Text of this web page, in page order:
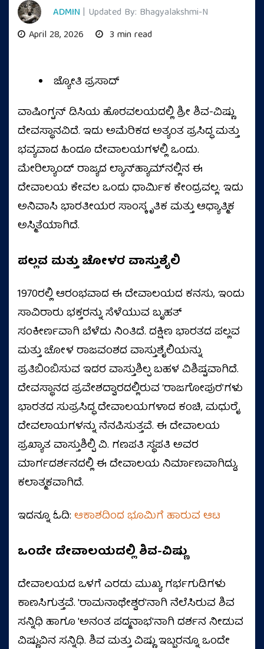
ADMIN | Updated By: Bhagyalakshmi-N
April 28, 2026
3 min read
ಜ್ಯೋತಿ ಪ್ರಸಾದ್‌
ವಾಷಿಂಗ್ಟನ್ ಡಿಸಿಯ ಹೊರವಲಯದಲ್ಲಿ ಶ್ರೀ ಶಿವ-ವಿಷ್ಣು
ದೇವಸ್ಥಾನವಿದೆ. ಇದು ಅಮೆರಿಕದ ಅತ್ಯಂತ ಪ್ರಸಿದ್ಧ ಮತ್ತು
ಭವ್ಯವಾದ ಹಿಂದೂ ದೇವಾಲಯಗಳಲ್ಲಿ ಒಂದು.
ಮೇರಿಲ್ಯಾಂಡ್ ರಾಜ್ಯದ ಲ್ಯಾನ್‌ಹ್ಯಾಮ್‌ನಲ್ಲಿನ ಈ
ದೇವಾಲಯ ಕೇವಲ ಒಂದು ಧಾರ್ಮಿಕ ಕೇಂದ್ರವಲ್ಲ. ಇದು
ಅನಿವಾಸಿ ಭಾರತೀಯರ ಸಾಂಸ್ಕೃತಿಕ ಮತ್ತು ಆಧ್ಯಾತ್ಮಿಕ
ಅಸ್ಮಿತೆಯಾಗಿದೆ.
ಪಲ್ಲವ ಮತ್ತು ಚೋಳರ ವಾಸ್ತುಶೈಲಿ
1970ರಲ್ಲಿ ಆರಂಭವಾದ ಈ ದೇವಾಲಯದ ಕನಸು, ಇಂದು
ಸಾವಿರಾರು ಭಕ್ತರನ್ನು ಸೆಳೆಯುವ ಬೃಹತ್
ಸಂಕೀರ್ಣವಾಗಿ ಬೆಳೆದು ನಿಂತಿದೆ. ದಕ್ಷಿಣ ಭಾರತದ ಪಲ್ಲವ
ಮತ್ತು ಚೋಳ ರಾಜವಂಶದ ವಾಸ್ತುಶೈಲಿಯನ್ನು
ಪ್ರತಿಬಿಂಬಿಸುವ ಇದರ ವಾಸ್ತುಶಿಲ್ಪ ಬಹಳ ವಿಶಿಷ್ಟವಾಗಿದೆ.
ದೇವಸ್ಥಾನದ ಪ್ರವೇಶದ್ವಾರದಲ್ಲಿರುವ ‘ರಾಜಗೋಪುರ’ಗಳು
ಭಾರತದ ಸುಪ್ರಸಿದ್ಧ ದೇವಾಲಯಗಳಾದ ಕಂಚಿ, ಮಧುರೈ
ದೇವಲಾಯಗಳನ್ನು ನೆನಪಿಸುತ್ತವೆ. ಈ ದೇವಾಲಯ
ಪ್ರಖ್ಯಾತ ವಾಸ್ತುಶಿಲ್ಪಿ ವಿ. ಗಣಪತಿ ಸ್ಥಪತಿ ಅವರ
ಮಾರ್ಗದರ್ಶನದಲ್ಲಿ ಈ ದೇವಾಲಯ ನಿರ್ಮಾಣವಾಗಿದ್ದು,
ಕಲಾತ್ಮಕವಾಗಿದೆ.
ಇದನ್ನೂ ಓದಿ:ಆಕಾಶದಿಂದ ಭೂಮಿಗೆ ಹಾರುವ ಆಟ
ಒಂದೇ ದೇವಾಲಯದಲ್ಲಿ ಶಿವ-ವಿಷ್ಣು
ದೇವಾಲಯದ ಒಳಗೆ ಎರಡು ಮುಖ್ಯ ಗರ್ಭಗುಡಿಗಳು
ಕಾಣಸಿಗುತ್ತವೆ. 'ರಾಮನಾಥೇಶ್ವರ'ನಾಗಿ ನೆಲೆಸಿರುವ ಶಿವ
ಸನ್ನಿಧಿ ಹಾಗೂ 'ಅನಂತ ಪದ್ಮನಾಭ'ನಾಗಿ ದರ್ಶನ ನೀಡುವ
ವಿಷ್ಣುವಿನ ಸನ್ನಿಧಿ. ಶಿವ ಮತ್ತು ವಿಷ್ಣು ಇಬ್ಬರನ್ನೂ ಒಂದೇ